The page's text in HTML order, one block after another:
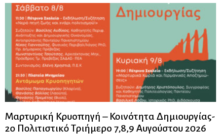
Μαρτυρική Κρυοπηγή – Κοινότητα Δημιουργίας-
2ο Πολιτιστικό Τριήμερο 7,8,9 Αυγούστου 2026